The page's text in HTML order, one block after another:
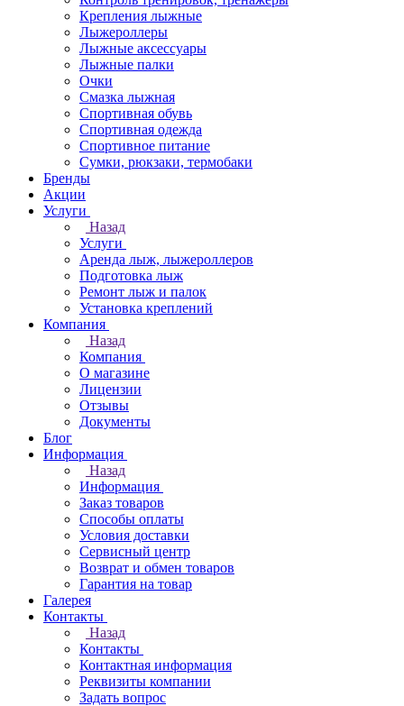
Крепления лыжные
Лыжероллеры
Лыжные аксессуары
Лыжные палки
Очки
Смазка лыжная
Спортивная обувь
Спортивная одежда
Спортивное питание
Сумки, рюкзаки, термобаки
Бренды
Акции
Услуги
Назад
Услуги
Аренда лыж, лыжероллеров
Подготовка лыж
Ремонт лыж и палок
Установка креплений
Компания
Назад
Компания
О магазине
Лицензии
Отзывы
Документы
Блог
Информация
Назад
Информация
Заказ товаров
Способы оплаты
Условия доставки
Сервисный центр
Возврат и обмен товаров
Гарантия на товар
Галерея
Контакты
Назад
Контакты
Контактная информация
Реквизиты компании
Задать вопрос